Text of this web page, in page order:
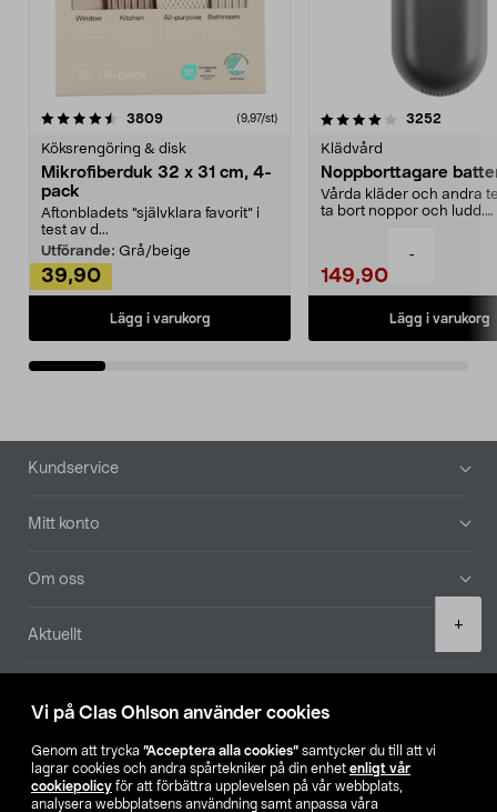
Vi på Clas Ohlson använder cookies
Genom att trycka ”Acceptera alla cookies” samtycker du till att vi
lagrar cookies och andra spårtekniker på din enhet enligt vår
cookiepolicy för att förbättra upplevelsen på vår webbplats,
analysera webbplatsens användning samt anpassa våra
-
+
3809recensioner (9,97/st)
Köksrengöring & disk
Mikrofiberduk 32 x 31 cm, 4-
pack
Aftonbladets "självklara favorit” i
test av d...
Utförande: Grå/beige
39,90
Lägg i varukorg
4.0av 5 stjärnor 3252
Klädvård
Noppborttagare
Vårda kläder och andra
ta bort noppor och ludd.
149,90
Lägg i varukorg
4.5av 5 stjärnor
Sidfot
Kundservice
Mitt konto
Om oss
Aktuellt
Hitta butik
SE NO FI